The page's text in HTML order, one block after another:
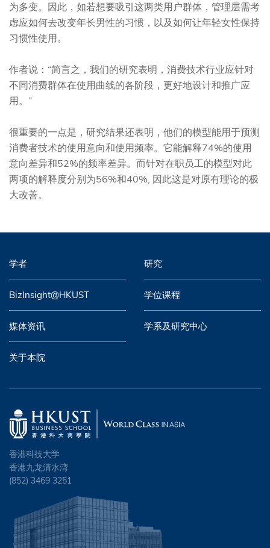
为多变。因此，如若想要吸引这两类用户群体，管理层需考
虑应如何去改变年长男性的习惯，以及如何让年轻女性保持
习惯性使用。
作者说：“简言之，我们的研究表明，消费技术行业应针对
不同消费群体在使用曲线的各阶段，更好地设计和推广应
用。”
很重要的一点是，研究结果还表明，他们的模型能用于预测
消费者技术的使用意向和使用频率。它能解释74%的使用
意向差异和52%的频率差异。而针对在职员工的模型对此
两项的解释度分别为56%和40%, 因此这是对原有理论的极
大改善。
学者 研究
BizInsight@HKUST 学位课程
媒体资讯 学系及研究中心
关于本院
香港科技大学
香港九龙清水湾
(852) 3469 3251